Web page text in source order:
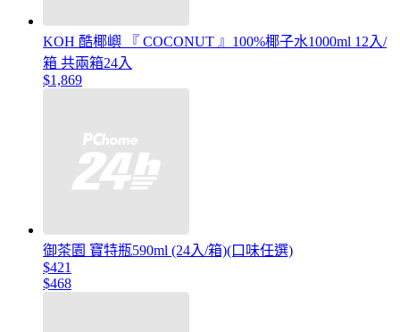
KOH 酷椰嶼 『 COCONUT 』100%椰子水1000ml 12入/
箱 共兩箱24入
$1,869
御茶園 寶特瓶590ml (24入/箱)(口味任選)
$421
$468